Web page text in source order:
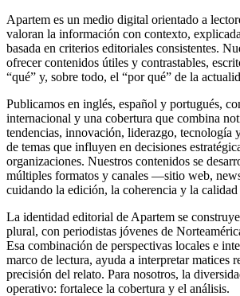
Apartem es un medio digital orientado a
valoran la información con contexto,
basada en criterios editoriales consistentes.
ofrecer contenidos útiles y contrastables,
“qué” y, sobre todo, el “por qué” de la
Publicamos en inglés, español y portugués,
internacional y una cobertura que combina
tendencias, innovación, liderazgo, tecnología
de temas que influyen en decisiones
organizaciones. Nuestros contenidos se
múltiples formatos y canales —sitio web,
cuidando la edición, la coherencia y la calidad
La identidad editorial de Apartem se
plural, con periodistas jóvenes de
Esa combinación de perspectivas locales e
marco de lectura, ayuda a interpretar matices
precisión del relato. Para nosotros, la
operativo: fortalece la cobertura y el análisis.